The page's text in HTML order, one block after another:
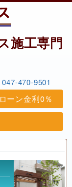
施工専門
047-470-9501
ローン金利0％